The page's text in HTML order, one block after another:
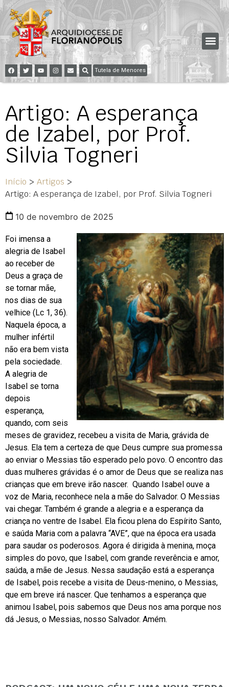
Tutela de Menores
Artigo: A esperança
de Izabel, por Prof.
Silvia Togneri
Início > Artigos >
Artigo: A esperança de Izabel, por Prof. Silvia Togneri
10 de novembro de 2025
Foi imensa a
alegria de Isabel
ao receber de
Deus a graça de
se tornar mãe,
nos dias de sua
velhice (Lc 1, 36).
Naquela época, a
mulher infértil
não era bem vista
pela sociedade.
A alegria de
Isabel se torna
depois
esperança,
quando, com seis
meses de gravidez, recebeu a visita de Maria, grávida de
Jesus. Ela tem a certeza de que Deus cumpre sua promessa
ao enviar o Messias tão esperado pelo povo. O encontro das
duas mulheres grávidas é o amor de Deus que se realiza nas
crianças que em breve irão nascer. Quando Isabel ouve a
voz de Maria, reconhece nela a mãe do Salvador. O Messias
vai chegar. Também é grande a alegria e a esperança da
criança no ventre de Isabel. Ela ficou plena do Espírito Santo,
e saúda Maria com a palavra “AVE”, que na época era usada
para saudar os poderosos. Agora é dirigida à menina, moça
simples do povo, que Isabel, com grande reverência e amor,
saúda, a mãe de Jesus. Nessa saudação está a esperança
de Isabel, pois recebe a visita de Deus-menino, o Messias,
que em breve irá nascer. Que tenhamos a esperança que
animou Isabel, pois sabemos que Deus nos ama porque nos
dá Jesus, o Messias, nosso Salvador. Amém.